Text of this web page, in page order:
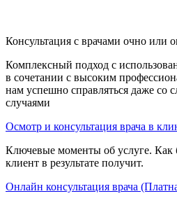
Консультация с врачами очно или
Комплексный подход с
в сочетании с высоким
нам успешно справляться даже
случаями
Осмотр и консультация врача в
Ключевые моменты об услуге. Как
клиент в результате получит.
Онлайн консультация врача